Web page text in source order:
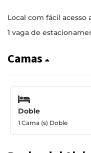
Local com fácil acesso
1 vaga de
Camas
Doble
1 Cama (s) Doble